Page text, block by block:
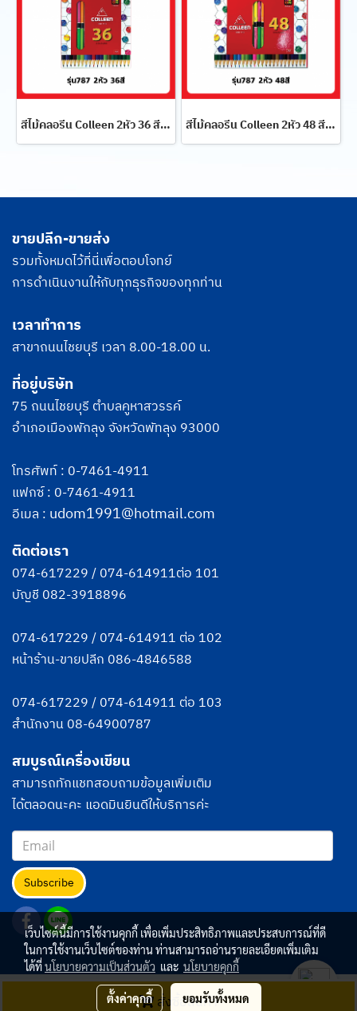
สั่งซื้อสินค้า
สีไม้คลอรีน Colleen 2หัว 36 สี 18 แท่ง รุ่น 787 สีไม้คลอรีน Colleen 2หัว 48 สี 24 แท่ง รุ่น 787
ขายปลีก-ขายส่ง
รวมทั้งหมดไว้ที่นี่เพื่อตอบโจทย์
การดำเนินงานให้กับทุกธุรกิจของทุกท่าน
เวลาทำการ
สาขาถนนไชยบุรี เวลา 8.00-18.00 น.
ที่อยู่บริษัท
75 ถนนไชยบุรี ตำบลคูหาสวรรค์
อำเภอเมืองพักลุง จังหวัดพัทลุง 93000
โทรศัพท์ : 0-7461-4911
แฟกซ์ : 0-7461-4911
อีเมล : udom1991@hotmail.com
ติดต่อเรา
074-617229/074-614911ต่อ 101
บัญชี 082-3918896
074-617229/074-614911 ต่อ 102
หน้าร้าน-ขายปลีก 086-4846588
074-617229/074-614911 ต่อ 103
สำนักงาน08-64900787
สมบูรณ์เครื่องเขียน
สามารถทักแชทสอบถามข้อมูลเพิ่มเติม
ได้ตลอดนะคะ แอดมินยินดีให้บริการค่ะ
Subscribe
© Copyright 2015 All right reserved. MakeWebEasy.com
เว็บไซต์นี้มีการใช้งานคุกกี้ เพื่อเพิ่มประสิทธิภาพและประสบการณ์ที่ดี
ในการใช้งานเว็บไซต์ของท่าน ท่านสามารถอ่านรายละเอียดเพิ่มเติม
ได้ที่นโยบายความเป็นส่วนตัว และ นโยบายคุกกี้
ตั้งค่าคุกกี้ ยอมรับทั้งหมด